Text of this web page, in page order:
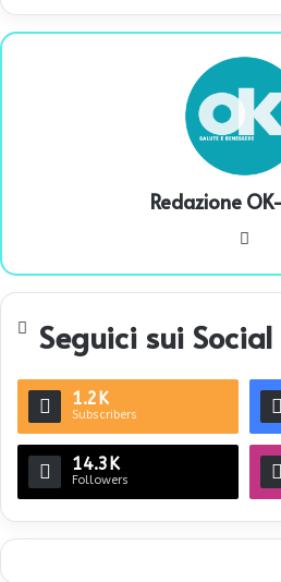
Redazione
te
Seguici sui Social
1.2K
Subscribers
14.3K
Followers